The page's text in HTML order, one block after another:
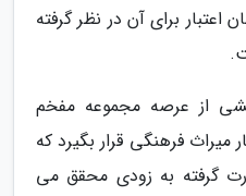
میلیون تومان اعتبار برای آن در نظر گرفته
از عرصه مجموعه مفخم
میراث فرهنگی قرار بگیرد که
گرفته به زودی محقق می